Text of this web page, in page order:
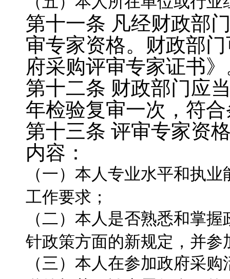
第十一条 凡经财政部
审专家资格。财政部
府采购评审专家证书
第十二条 财政部门应
年检验复审一次，符
第十三条 评审专家资
内容：
（一）本人专业水平和执
工作要求；
（二）本人是否熟悉和掌
针政策方面的新规定，并
（三）本人在参加政府采